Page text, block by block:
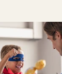
Djurens
värld